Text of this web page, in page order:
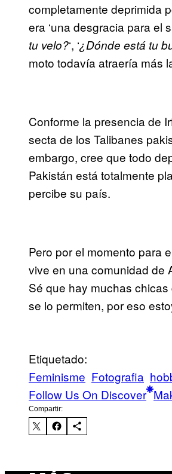
completamente deprimida
era ‘una desgracia para el
tu velo?‘, ‘¿Dónde está tu
moto todavía atraería más
Conforme la presencia de
secta de los Talibanes
embargo, cree que todo
Pakistán está totalmente
percibe su país.
Pero por el momento para
vive en una comunidad de
Sé que hay muchas
se lo permiten, por eso
Etiquetado:
Feminisme Fotografia
Follow Us On Discover
Compartir: